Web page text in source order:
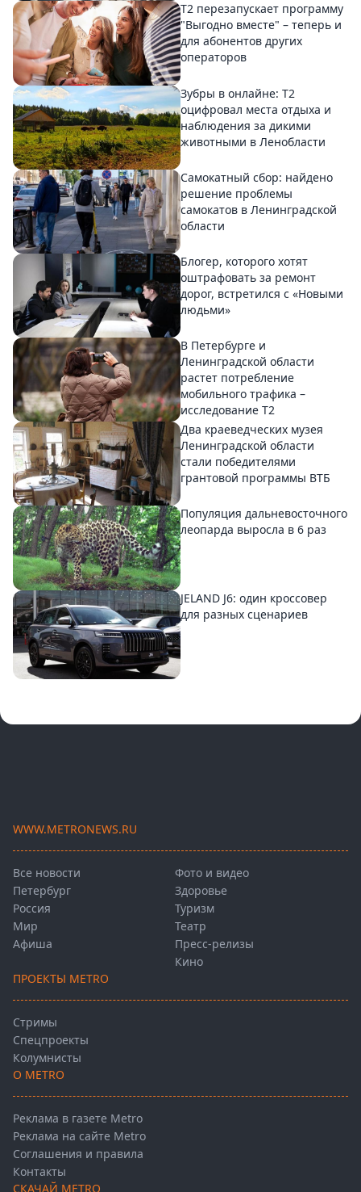
Т2 перезапускает программу
"Выгодно вместе" – теперь и
для абонентов других
операторов
Зубры в онлайне: Т2
оцифровал места отдыха и
наблюдения за дикими
животными в Ленобласти
Самокатный сбор: найдено
решение проблемы
самокатов в Ленинградской
области
Блогер, которого хотят
оштрафовать за ремонт
дорог, встретился с «Новыми
людьми»
В Петербурге и
Ленинградской области
растет потребление
мобильного трафика –
исследование T2
Два краеведческих музея
Ленинградской области
стали победителями
грантовой программы ВТБ
Популяция дальневосточного
леопарда выросла в 6 раз
JELAND J6: один кроссовер
для разных сценариев
WWW.METRONEWS.RU
Все новости
Петербург
Россия
Мир
Афиша
Фото и видео
Здоровье
Туризм
Театр
Пресс-релизы
Кино
ПРОЕКТЫ METRO
Стримы
Спецпроекты
Колумнисты
О METRO
Реклама в газете Metro
Реклама на сайте Metro
Соглашения и правила
Контакты
СКАЧАЙ METRO